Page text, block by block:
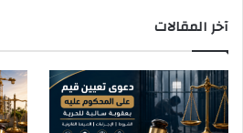
آخر المقالات